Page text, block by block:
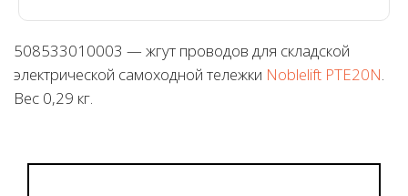
508533010003 — жгут проводов для складской
электрической самоходной тележки Noblelift PTE20N.
Вес 0,29 кг.